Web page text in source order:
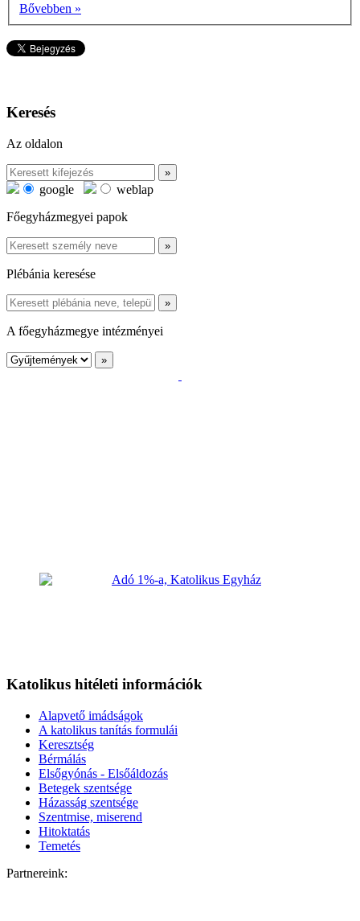
Bővebben »
Keresés
Az oldalon
google
weblap
Főegyházmegyei papok
Plébánia keresése
A főegyházmegye intézményei
Katolikus hitéleti információk
Alapvető imádságok
A katolikus tanítás formulái
Keresztség
Bérmálás
Elsőgyónás - Elsőáldozás
Betegek szentsége
Házasság szentsége
Szentmise, miserend
Hitoktatás
Temetés
Partnereink: